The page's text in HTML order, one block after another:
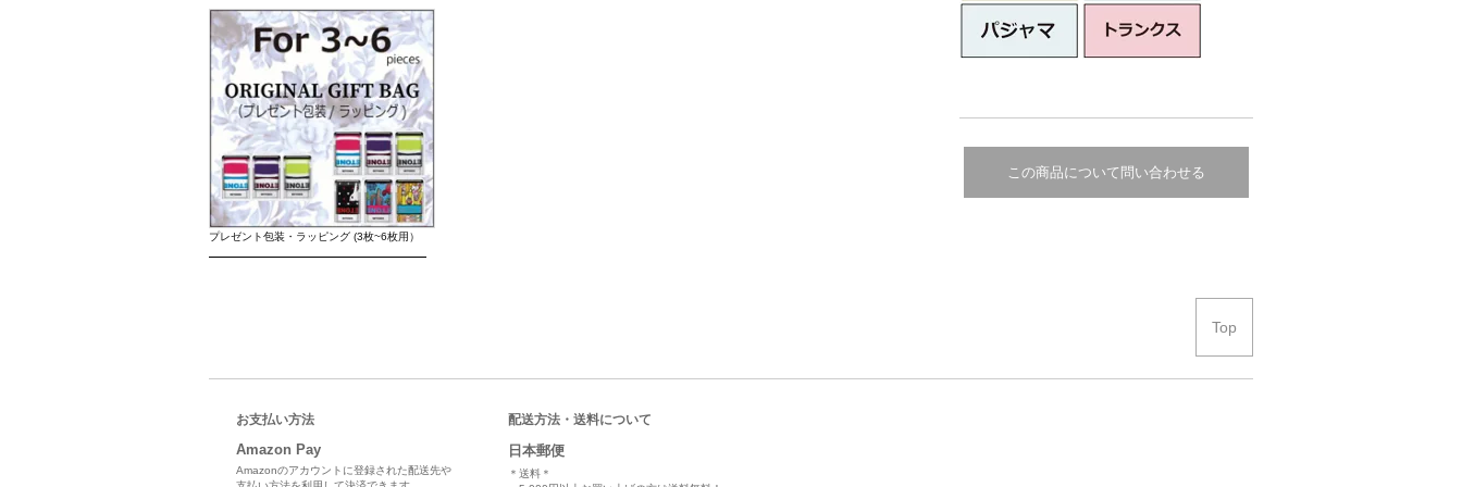
この商品について問い合わせる
プレゼント包装・ラッピング (3枚~6枚用）
Top
お支払い方法
Amazon Pay
Amazonのアカウントに登録された配送先や
配送方法・送料について
日本郵便
＊送料＊